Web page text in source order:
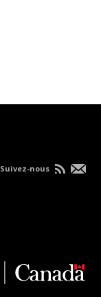
Suivez-nous